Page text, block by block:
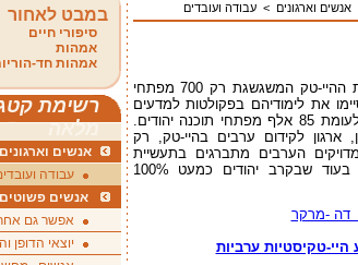
אנשים וארגונים >עבודה ועובדים
בישראל 2012 עובדים בתעשיית ההיי-טק המשגשגת רק 700 מפתחי
את לימודיהם בפקולטות למדעים
מדויקים בעשור האחרון - זאת לעומת 85 אלף מפתחי תוכנה יהודים.
ארגון לקידום ערבים בהיי-טק, רק
הערבים מתברגים בתעשיית
ההיי-טק הישראלית מדי שנה, בעוד שבקרב יהודים כמעט 100%
דה -מרקר
טקיסטיות ערביות
במבט לאחור
סיפורי חיים
אמהות
אמהות חד-
רשימת
מלאה
אנשים וארגונים
עבודה
אנשים פשוטים
אפשר גם
יוצאי הדופן